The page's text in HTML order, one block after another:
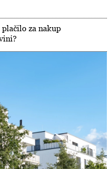
za nakup